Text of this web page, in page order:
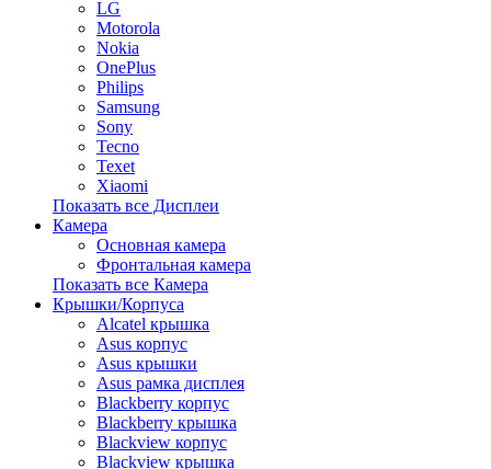
LG
Motorola
Nokia
OnePlus
Philips
Samsung
Sony
Tecno
Texet
Xiaomi
Показать все Дисплеи
Камера
Основная камера
Фронтальная камера
Показать все Камера
Крышки/Корпуса
Alcatel крышка
Asus корпус
Asus крышки
Asus рамка дисплея
Blackberry корпус
Blackberry крышка
Blackview корпус
Blackview крышка